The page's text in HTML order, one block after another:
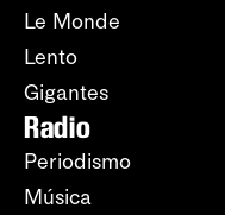
Le Monde
Lento
Gigantes
Radio
Periodismo
Música